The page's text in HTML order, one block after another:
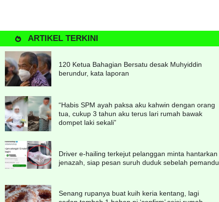
ARTIKEL TERKINI
120 Ketua Bahagian Bersatu desak Muhyiddin
berundur, kata laporan
“Habis SPM ayah paksa aku kahwin dengan orang
tua, cukup 3 tahun aku terus lari rumah bawak
dompet laki sekali”
Driver e-hailing terkejut pelanggan minta hantarkan
jenazah, siap pesan suruh duduk sebelah pemandu
Senang rupanya buat kuih keria kentang, lagi